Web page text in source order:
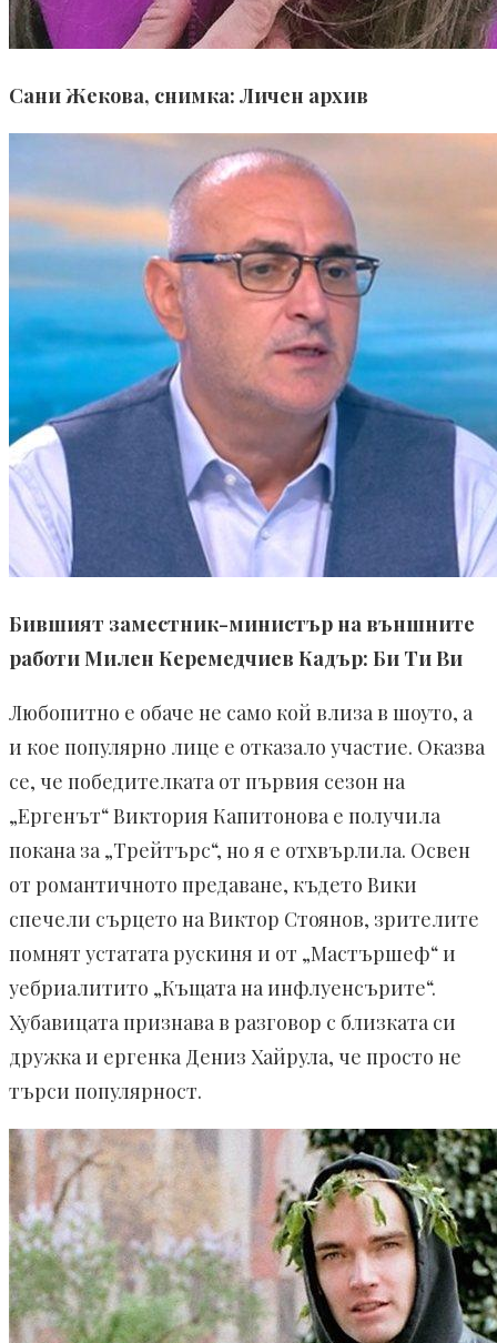
Сани Жекова, снимка: Личен архив
Бившият заместник-министър на външните
работи Милен Керемедчиев Кадър: Би Ти Ви
Любопитно е обаче не само кой влиза в шоуто, а
и кое популярно лице е отказало участие. Оказва
се, че победителката от първия сезон на
„Ергенът“ Виктория Капитонова е получила
покана за „Трейтърс“, но я е отхвърлила. Освен
от романтичното предаване, където Вики
спечели сърцето на Виктор Стоянов, зрителите
помнят устатата рускиня и от „Мастършеф“ и
уебриалитито „Къщата на инфлуенсърите“.
Хубавицата признава в разговор с близката си
дружка и ергенка Дениз Хайрула, че просто не
търси популярност.